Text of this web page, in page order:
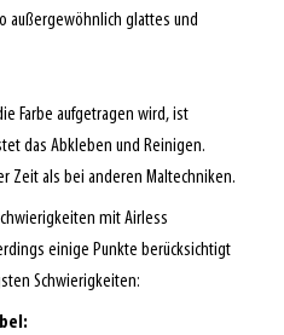
außergewöhnlich glattes und
Farbe aufgetragen wird, ist
das Abkleben und Reinigen.
Zeit als bei anderen Maltechniken.
mit Airless
einige Punkte berücksichtigt
Schwierigkeiten: